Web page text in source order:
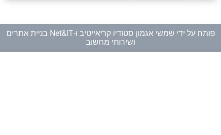
פותח על ידי שמשי אגמון סטודיו קריאייטיב ו-
Net&IT בניית אתרים
ושירותי מחשוב